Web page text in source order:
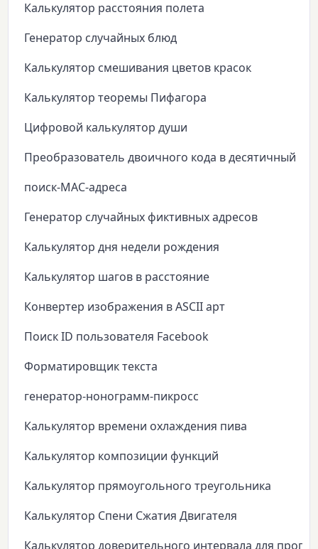
Калькулятор расстояния полета
Генератор случайных блюд
Калькулятор смешивания цветов красок
Калькулятор теоремы Пифагора
Цифровой калькулятор души
Преобразователь двоичного кода в десятичный
поиск-MAC-адреса
Генератор случайных фиктивных адресов
Калькулятор дня недели рождения
Калькулятор шагов в расстояние
Конвертер изображения в ASCII арт
Поиск ID пользователя Facebook
Форматировщик текста
генератор-нонограмм-пикросс
Калькулятор времени охлаждения пива
Калькулятор композиции функций
Калькулятор прямоугольного треугольника
Калькулятор Спени Сжатия Двигателя
Калькулятор доверительного интервала для